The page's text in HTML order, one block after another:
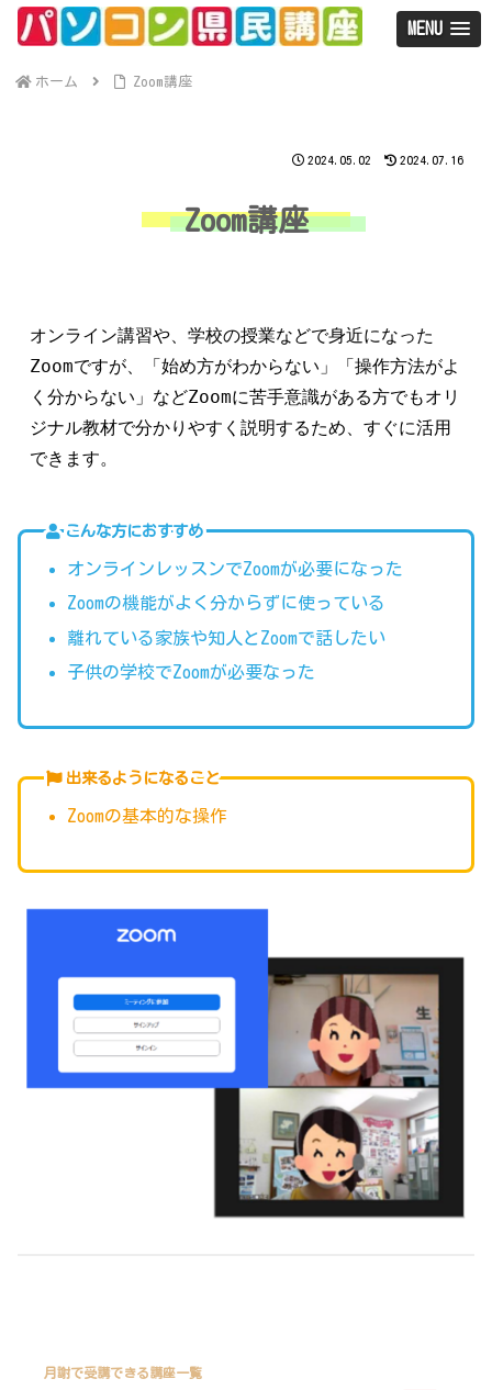
MENU
ホーム Zoom講座
2024.05.02 2024.07.16
Zoom講座
オンライン講習や、学校の授業などで身近になった
Zoomですが、「始め方がわからない」「操作方法がよ
く分からない」などZoomに苦手意識がある方でもオリ
ジナル教材で分かりやすく説明するため、すぐに活用
できます。
こんな方におすすめ
オンラインレッスンでZoomが必要になった
Zoomの機能がよく分からずに使っている
離れている家族や知人とZoomで話したい
子供の学校でZoomが必要なった
出来るようになること
Zoomの基本的な操作
月謝で受講できる講座一覧